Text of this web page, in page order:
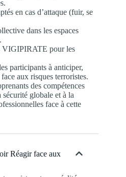
en cas d’attaque (fuir, se
dans les espaces
VIGIPIRATE pour les
participants à anticiper,
aux risques terroristes.
des compétences
globale et à la
face à cette
Réagir face aux